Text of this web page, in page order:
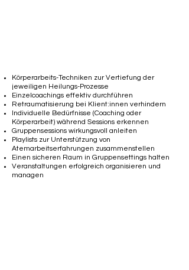
Körperarbeits-Techniken zur Vertiefung der
jeweiligen Heilungs-Prozesse
Einzelcoachings effektiv durchführen
Retraumatisierung bei Klient:innen verhindern
Individuelle Bedürfnisse (Coaching oder
Körperarbeit) während Sessions erkennen
Gruppensessions wirkungsvoll anleiten
Playlists zur Unterstützung von
Atemarbeitserfahrungen zusammenstellen
Einen sicheren Raum in Gruppensettings halten
Veranstaltungen erfolgreich organisieren und
managen